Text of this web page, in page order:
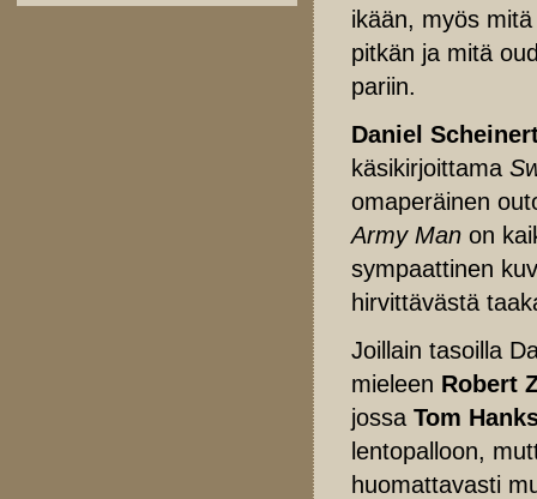
ikään, myös
pitkän ja mitä
pariin.
Daniel
käsikirjoittama
omaperäinen
Army Man on
sympaattinen
hirvittävästä
Joillain tasoilla
mieleen Robert
jossa Tom
lentopalloon,
huomattavasti